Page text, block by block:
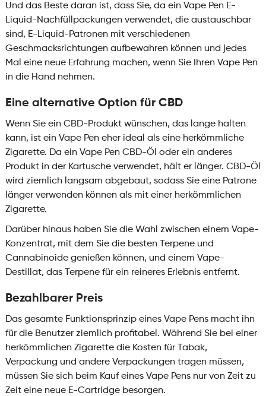
Und das Beste daran ist, dass Sie, da ein Vape Pen E-
Liquid-Nachfüllpackungen verwendet, die austauschbar
sind, E-Liquid-Patronen mit verschiedenen
Geschmacksrichtungen aufbewahren können und jedes
Mal eine neue Erfahrung machen, wenn Sie Ihren Vape Pen
in die Hand nehmen.
Eine alternative Option für CBD
Wenn Sie ein CBD-Produkt wünschen, das lange halten
kann, ist ein Vape Pen eher ideal als eine herkömmliche
Zigarette. Da ein Vape Pen CBD-Öl oder ein anderes
Produkt in der Kartusche verwendet, hält er länger. CBD-Öl
wird ziemlich langsam abgebaut, sodass Sie eine Patrone
länger verwenden können als mit einer herkömmlichen
Zigarette.
Darüber hinaus haben Sie die Wahl zwischen einem Vape-
Konzentrat, mit dem Sie die besten Terpene und
Cannabinoide genießen können, und einem Vape-
Destillat, das Terpene für ein reineres Erlebnis entfernt.
Bezahlbarer Preis
Das gesamte Funktionsprinzip eines Vape Pens macht ihn
für die Benutzer ziemlich profitabel. Während Sie bei einer
herkömmlichen Zigarette die Kosten für Tabak,
Verpackung und andere Verpackungen tragen müssen,
müssen Sie sich beim Kauf eines Vape Pens nur von Zeit zu
Zeit eine neue E-Cartridge besorgen.